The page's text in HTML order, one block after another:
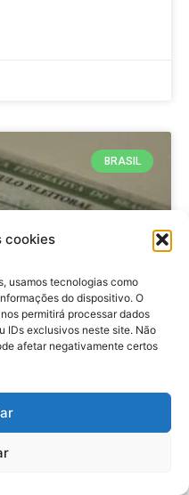
cookies
usamos tecnologias como
do dispositivo. O
permitirá processar dados
IDs exclusivos neste site. Não
afetar negativamente certos
BRASIL
investiga